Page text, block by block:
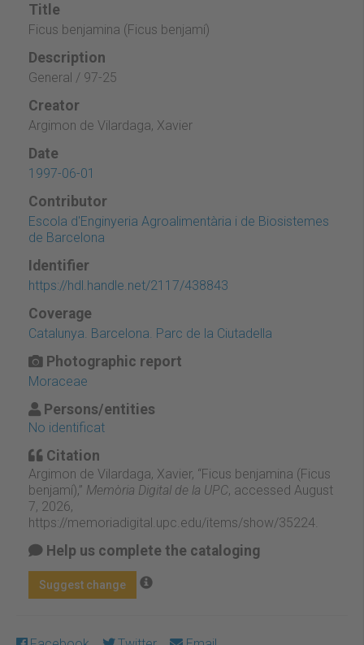
Title
Ficus benjamina (Ficus benjamí)
Description
General / 97-25
Creator
Argimon de Vilardaga, Xavier
Date
1997-06-01
Contributor
Escola d'Enginyeria Agroalimentària i de Biosistemes
de Barcelona
Identifier
https://hdl.handle.net/2117/438843
Coverage
Catalunya. Barcelona. Parc de la Ciutadella
Photographic report
Moraceae
Persons/entities
No identificat
Citation
Argimon de Vilardaga, Xavier, “Ficus benjamina (Ficus
benjamí),” Memòria Digital de la UPC, accessed August
7, 2026,
https://memoriadigital.upc.edu/items/show/35224
Help us complete the cataloging
Suggest change